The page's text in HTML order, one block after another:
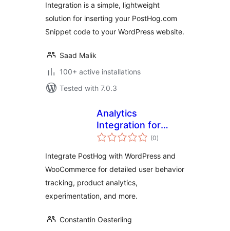
Integration is a simple, lightweight
solution for inserting your PostHog.com
Snippet code to your WordPress website.
Saad Malik
100+ active installations
Tested with 7.0.3
Analytics
Integration for
PostHog, WP, & WC
(0total
ratings
)
Integrate PostHog with WordPress and
WooCommerce for detailed user behavior
tracking, product analytics,
experimentation, and more.
Constantin Oesterling